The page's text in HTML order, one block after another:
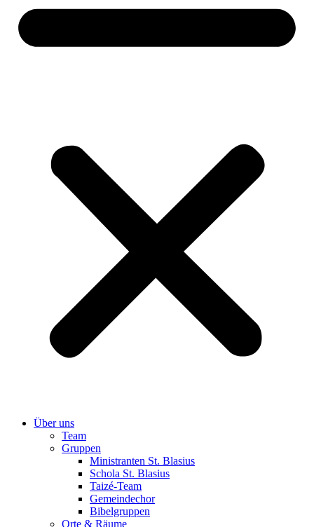
Über uns
Team
Gruppen
Ministranten St. Blasius
Schola St. Blasius
Taizé-Team
Gemeindechor
Bibelgruppen
Orte & Räume